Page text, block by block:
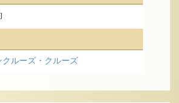
ルーズ・クルーズ